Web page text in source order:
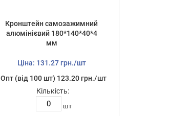
Кронштейн самозажимний
алюмінієвий 180*140*40*4
мм
Ціна: 131.27 грн./шт
Опт (від 100 шт) 123.20 грн./шт
Кількість:
шт